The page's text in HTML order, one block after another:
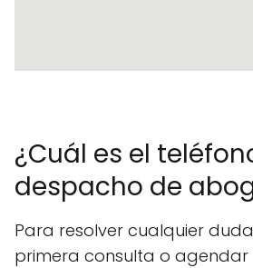
¿Cuál es el
despacho de
Para resolver cualquier
primera consulta o agendar